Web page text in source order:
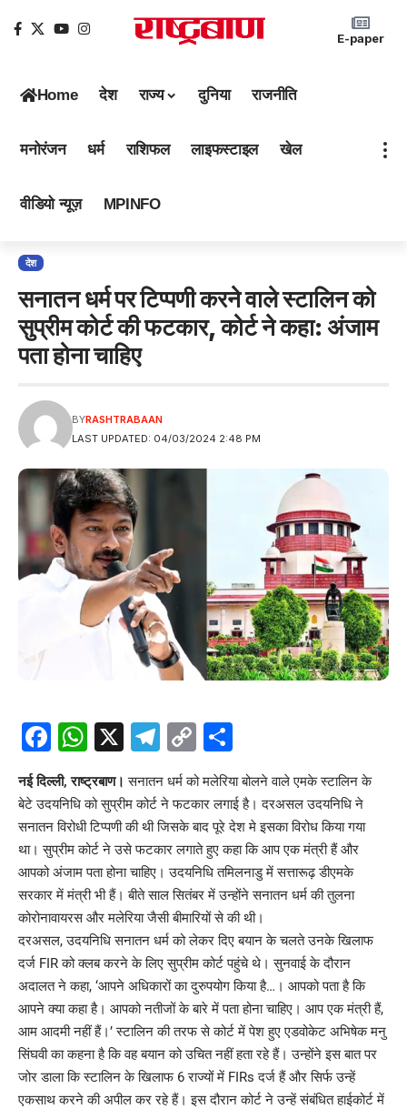
E-paper
Home देश राज्य दुनिया राजनीति
मनोरंजन धर्म राशिफल लाइफस्टाइल खेल
वीडियो न्यूज़ MPINFO
देश
सनातन धर्म पर टिप्पणी करने वाले स्टालिन को
सुप्रीम कोर्ट की फटकार, कोर्ट ने कहा: अंजाम
पता होना चाहिए
LAST UPDATED: 04/03/2024 2:48 PM
BYRASHTRABAAN
Facebook
WhatsApp
X Telegram
Copy
Link
नई दिल्ली, राष्ट्रबाण। सनातन धर्म को मलेरिया बोलने वाले एमके स्टालिन के
बेटे उदयनिधि को सुप्रीम कोर्ट ने फटकार लगाई है। दरअसल उदयनिधि ने
सनातन विरोधी टिप्पणी की थी जिसके बाद पूरे देश मे इसका विरोध किया गया
था। सुप्रीम कोर्ट ने उसे फटकार लगाते हुए कहा कि आप एक मंत्री हैं और
आपको अंजाम पता होना चाहिए। उदयनिधि तमिलनाडु में सत्तारूढ़ डीएमके
सरकार में मंत्री भी हैं। बीते साल सितंबर में उन्होंने सनातन धर्म की तुलना
कोरोनावायरस और मलेरिया जैसी बीमारियों से की थी।
दरअसल, उदयनिधि सनातन धर्म को लेकर दिए बयान के चलते उनके खिलाफ
दर्ज FIR को क्लब करने के लिए सुप्रीम कोर्ट पहुंचे थे। सुनवाई के दौरान
अदालत ने कहा, ‘आपने अधिकारों का दुरुपयोग किया है…। आपको पता है कि
आपने क्या कहा है। आपको नतीजों के बारे में पता होना चाहिए। आप एक मंत्री हैं,
आम आदमी नहीं हैं।’ स्टालिन की तरफ से कोर्ट में पेश हुए एडवोकेट अभिषेक मनु
सिंघवी का कहना है कि वह बयान को उचित नहीं हता रहे हैं। उन्होंने इस बात पर
जोर डाला कि स्टालिन के खिलाफ 6 राज्यों में FIRs दर्ज हैं और सिर्फ उन्हें
एकसाथ करने की अपील कर रहे हैं। इस दौरान कोर्ट ने उन्हें संबंधित हाईकोर्ट में